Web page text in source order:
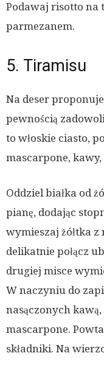
Podawaj risotto na
parmezanem.
5. Tiramisu
Na deser
pewnością
to włoskie ciasto,
mascarpone,
Oddziel białka od
pianę, dodając
wymieszaj żółtka z
delikatnie połącz
drugiej misce
W naczyniu do
nasączonych
mascarpone.
składniki. Na